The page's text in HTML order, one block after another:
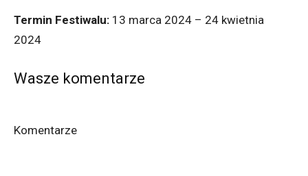
Termin Festiwalu: 13 marca 2024 – 24 kwietnia
2024
Wasze komentarze
Komentarze